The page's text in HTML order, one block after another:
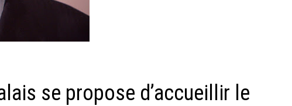
se propose d’accueillir le